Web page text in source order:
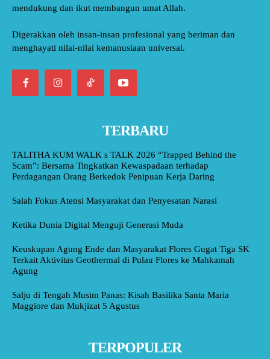
mendukung dan ikut membangun umat Allah.
Digerakkan oleh insan-insan profesional yang beriman dan
menghayati nilai-nilai kemanusiaan universal.
TERBARU
TALITHA KUM WALK s TALK 2026 “Trapped Behind the
Scam”: Bersama Tingkatkan Kewaspadaan terhadap
Perdagangan Orang Berkedok Penipuan Kerja Daring
Salah Fokus Atensi Masyarakat dan Penyesatan Narasi
Ketika Dunia Digital Menguji Generasi Muda
Keuskupan Agung Ende dan Masyarakat Flores Gugat Tiga SK
Terkait Aktivitas Geothermal di Pulau Flores ke Mahkamah
Agung
Salju di Tengah Musim Panas: Kisah Basilika Santa Maria
Maggiore dan Mukjizat 5 Agustus
TERPOPULER